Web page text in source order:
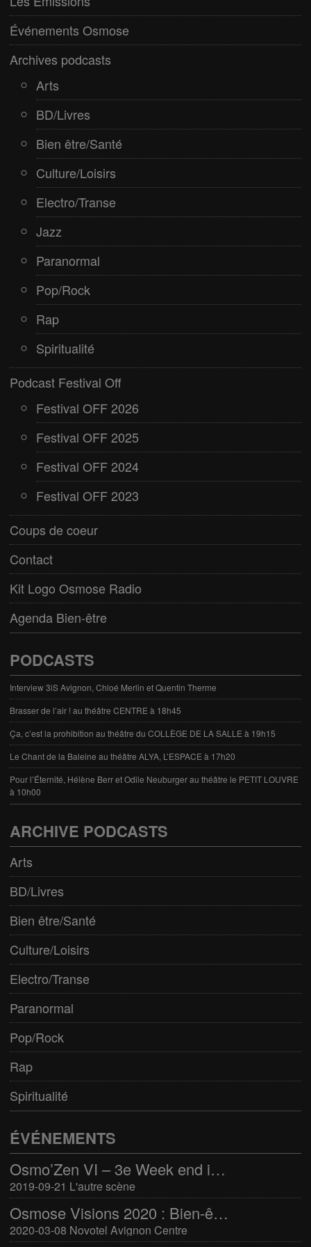
Pop/Rock
Rap
Spiritualité
Événements Osmose
Archives podcasts
Arts
BD/Livres
Bien être/Santé
Culture/Loisirs
Electro/Transe
Jazz
Paranormal
Pop/Rock
Rap
Spiritualité
Podcast Festival Off
Festival OFF 2026
Festival OFF 2025
Festival OFF 2024
Festival OFF 2023
Coups de coeur
Contact
Kit Logo Osmose Radio
Agenda Bien-être
PODCASTS
Interview 3iS Avignon, Chloé Merlin et Quentin Therme
Brasser de l’air ! au théâtre CENTRE à 18h45
Ça, c’est la prohibition au théâtre du COLLÈGE DE LA SALLE à 19h15
Le Chant de la Baleine au théâtre ALYA, L’ESPACE à 17h20
Pour l’Éternité, Hélène Berr et Odile Neuburger au théâtre le PETIT LOUVRE
à 10h00
ARCHIVE PODCASTS
Arts
BD/Livres
Bien être/Santé
Culture/Loisirs
Electro/Transe
Paranormal
Pop/Rock
Rap
Spiritualité
ÉVÉNEMENTS
Osmo’Zen VI – 3e Week end international du bien-être
2019-09-21 L'autre scène
Osmose Visions 2020 : Bien-être et arts divinatoires
2020-03-08 Novotel Avignon Centre